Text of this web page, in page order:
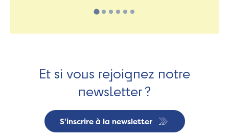
Et si vous rejoignez notre
newsletter ?
S'inscrire à la newsletter